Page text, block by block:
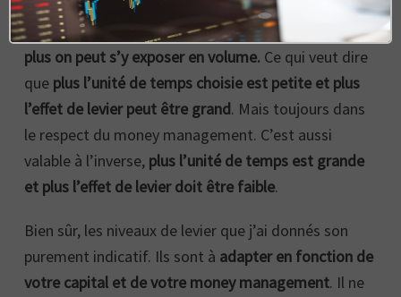
Moins on s’expose longtemps sur les marchés et
plus on peut s’y exposer en volume. Ce qui veut dire
que plus l’unité de temps choisie est petite et plus
l’effet de levier peut être grand. Mais toujours dans
le respect du money management. C’est aussi
valable à l’inverse, plus l’unité de temps est grande
et plus l’effet de levier doit être faible.
Bien sûr, les niveaux de levier que j’ai donnés son
purement indicatif. Ils sont à adapter en fonction de
votre capital et de votre money management. Il ne